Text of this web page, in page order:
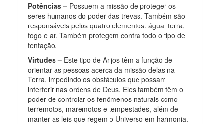
Potências – Possuem a missão de proteger os
seres humanos do poder das trevas. Também são
responsáveis pelos quatro elementos: água, terra,
fogo e ar. Também protegem contra todo o tipo de
tentação.
Virtudes – Este tipo de Anjos têm a função de
orientar as pessoas acerca da missão delas na
Terra, impedindo os obstáculos que possam
interferir nas ordens de Deus. Eles também têm o
poder de controlar os fenômenos naturais como
terremotos, maremotos e tempestades, além de
manter as leis que regem o Universo em harmonia.